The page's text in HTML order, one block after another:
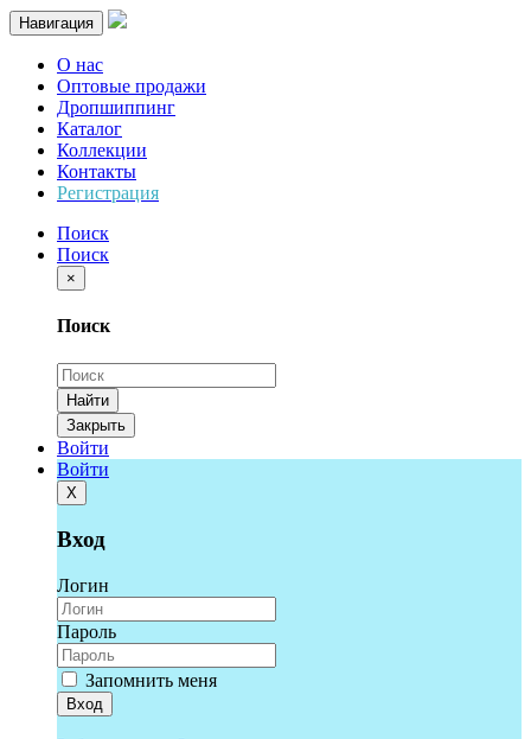
Навигация
О нас
Оптовые продажи
Дропшиппинг
Каталог
Коллекции
Контакты
Регистрация
Поиск
Поиск
×
Поиск
Найти
Закрыть
Войти
Войти
Х
Вход
Логин
Пароль
Запомнить меня
Вход